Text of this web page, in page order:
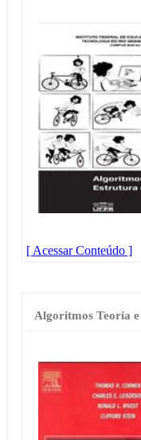
[ Acessar Conteúdo ]
Algoritmos Teoria